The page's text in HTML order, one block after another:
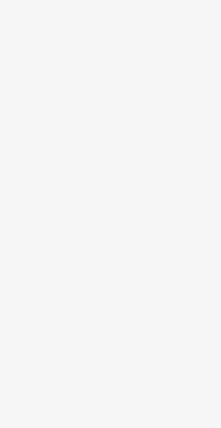
Ковер шерстяной
2,50×3,50 м,